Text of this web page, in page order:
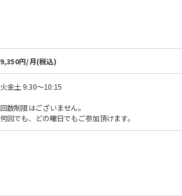
9,350円/月(税込)
火金土 9:30～10:15
回数制限はございません。
何回でも、どの曜日でもご参加頂けます。